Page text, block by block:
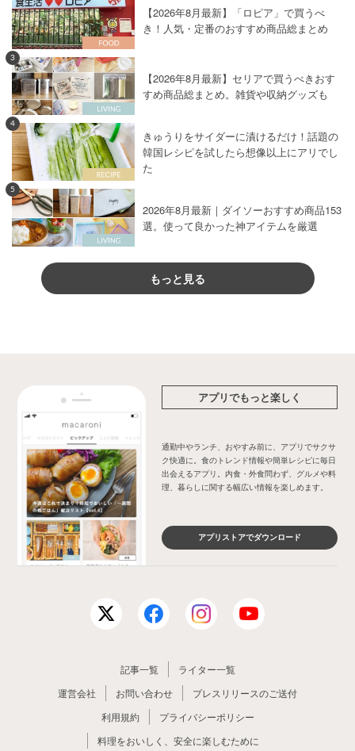
【2026年8月最新】「ロピア」で買うべ
き！人気・定番のおすすめ商品総まとめ
3
【2026年8月最新】セリアで買うべきおす
すめ商品総まとめ。雑貨や収納グッズも
4
きゅうりをサイダーに漬けるだけ！話題の
韓国レシピを試したら想像以上にアリでし
た
5
2026年8月最新｜ダイソーおすすめ商品153
選。使って良かった神アイテムを厳選
もっと見る
アプリでもっと楽しく
通勤中やランチ、おやすみ前に、アプリでサクサ
ク快適に。食のトレンド情報や簡単レシピに毎日
出会えるアプリ。内食・外食問わず、グルメや料
理、暮らしに関する幅広い情報を楽しめます。
アプリストアでダウンロード
記事一覧
ライター一覧
運営会社
お問い合わせ
プレスリリースのご送付
利用規約
プライバシーポリシー
料理をおいしく、安全に楽しむために